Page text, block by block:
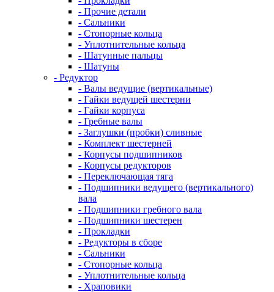
- Прочие детали
- Сальники
- Стопорные кольца
- Уплотнительные кольца
- Шатунные пальцы
- Шатуны
- Редуктор
- Валы ведущие (вертикальные)
- Гайки ведущей шестерни
- Гайки корпуса
- Гребные валы
- Заглушки (пробки) сливные
- Комплект шестерней
- Корпусы подшипников
- Корпусы редукторов
- Переключающая тяга
- Подшипники ведущего (вертикального)
вала
- Подшипники гребного вала
- Подшипники шестерен
- Прокладки
- Редукторы в сборе
- Сальники
- Стопорные кольца
- Уплотнительные кольца
- Храповики